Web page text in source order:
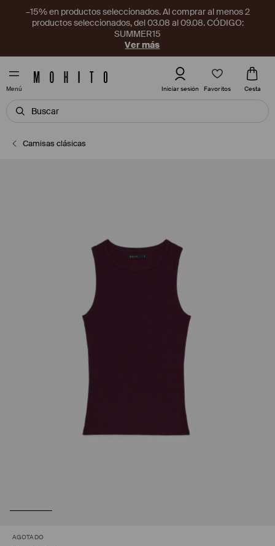
–15% en productos seleccionados. Al comprar al menos 2
productos seleccionados, del 03.08 al 09.08. CÓDIGO:
SUMMER15
Ver más
Menú Iniciar sesión Favoritos Cesta
Camisas clásicas
AGOTADO